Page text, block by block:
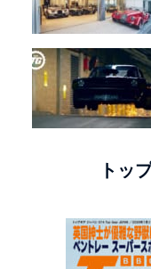
トッ